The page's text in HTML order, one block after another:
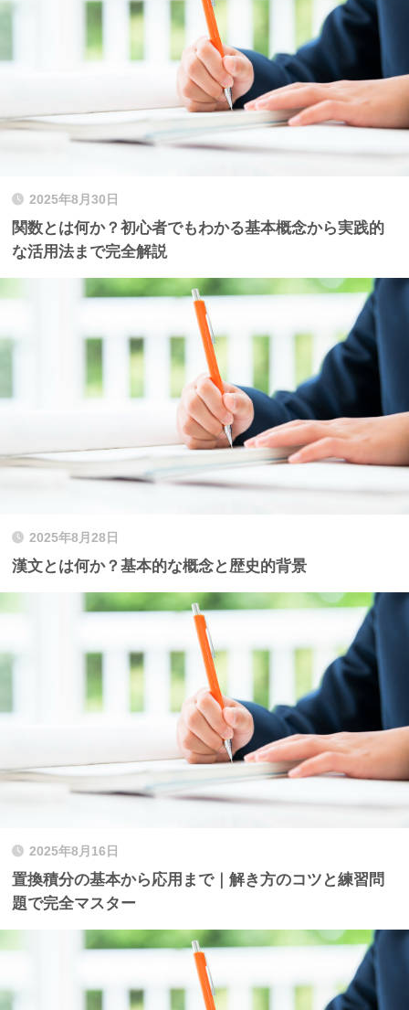
2025年8月30日
関数とは何か？初心者でもわかる基本概念から実践的
な活用法まで完全解説
2025年8月28日
漢文とは何か？基本的な概念と歴史的背景
2025年8月16日
置換積分の基本から応用まで｜解き方のコツと練習問
題で完全マスター